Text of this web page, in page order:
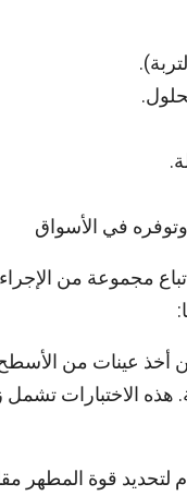
في الأسواق
مجموعة من
أخذ عينات من
الاختبارات
لتحديد قوة المطهر